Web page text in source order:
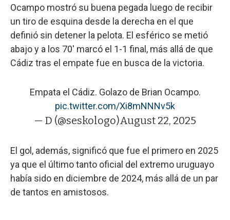
Ocampo mostró su buena pegada luego de recibir
un tiro de esquina desde la derecha en el que
definió sin detener la pelota. El esférico se metió
abajo y a los 70' marcó el 1-1 final, más allá de que
Cádiz tras el empate fue en busca de la victoria.
Empata el Cádiz. Golazo de Brian Ocampo.
pic.twitter.com/Xi8mNNNv5k
— D (@seskologo)August 22, 2025
El gol, además, significó que fue el primero en 2025
ya que el último tanto oficial del extremo uruguayo
había sido en diciembre de 2024, más allá de un par
de tantos en amistosos.